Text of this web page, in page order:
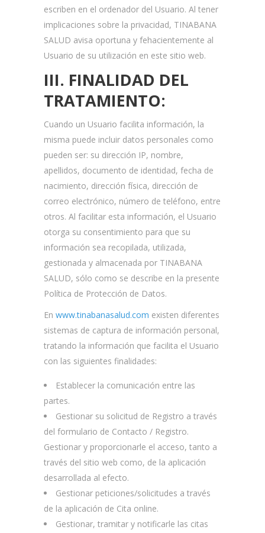
escriben en el ordenador del Usuario. Al tener
implicaciones sobre la privacidad, TINABANA
SALUD avisa oportuna y fehacientemente al
Usuario de su utilización en este sitio web.
III. FINALIDAD DEL
TRATAMIENTO:
Cuando un Usuario facilita información, la
misma puede incluir datos personales como
pueden ser: su dirección IP, nombre,
apellidos, documento de identidad, fecha de
nacimiento, dirección física, dirección de
correo electrónico, número de teléfono, entre
otros. Al facilitar esta información, el Usuario
otorga su consentimiento para que su
información sea recopilada, utilizada,
gestionada y almacenada por TINABANA
SALUD, sólo como se describe en la presente
Política de Protección de Datos.
En www.tinabanasalud.com existen diferentes
sistemas de captura de información personal,
tratando la información que facilita el Usuario
con las siguientes finalidades:
Establecer la comunicación entre las
partes.
Gestionar su solicitud de Registro a través
del formulario de Contacto / Registro.
Gestionar y proporcionarle el acceso, tanto a
través del sitio web como, de la aplicación
desarrollada al efecto.
Gestionar peticiones/solicitudes a través
de la aplicación de Cita online.
Gestionar, tramitar y notificarle las citas